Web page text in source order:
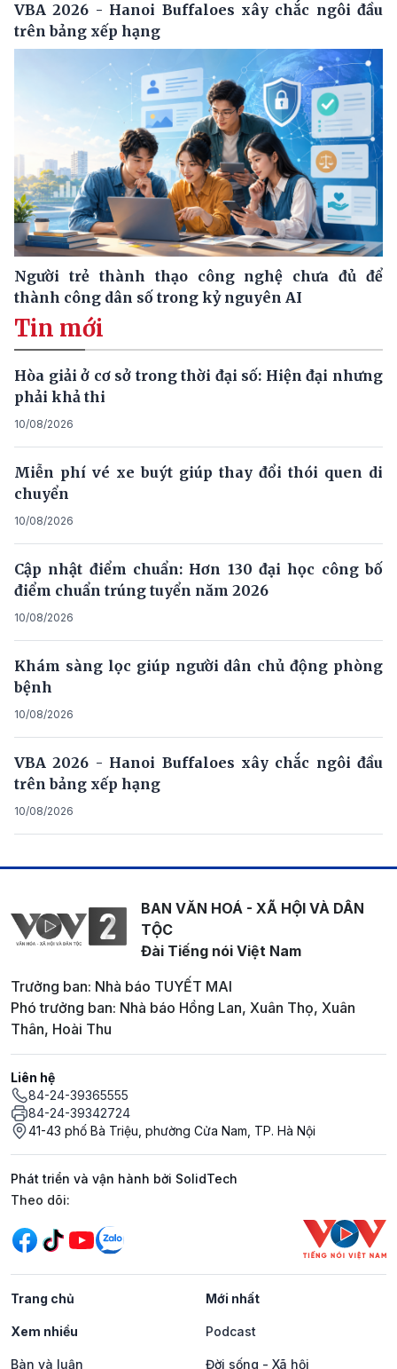
VBA 2026 - Hanoi Buffaloes xây chắc ngôi đầu
trên bảng xếp hạng
Người trẻ thành thạo công nghệ chưa đủ để
thành công dân số trong kỷ nguyên AI
Tin mới
Hòa giải ở cơ sở trong thời đại số: Hiện đại nhưng
phải khả thi
10/08/2026
Miễn phí vé xe buýt giúp thay đổi thói quen di
chuyển
10/08/2026
Cập nhật điểm chuẩn: Hơn 130 đại học công bố
điểm chuẩn trúng tuyển năm 2026
10/08/2026
Khám sàng lọc giúp người dân chủ động phòng
bệnh
10/08/2026
VBA 2026 - Hanoi Buffaloes xây chắc ngôi đầu
trên bảng xếp hạng
10/08/2026
BAN VĂN HOÁ - XÃ HỘI VÀ DÂN
TỘC
Đài Tiếng nói Việt Nam
Trưởng ban: Nhà báo TUYẾT MAI
Phó trưởng ban: Nhà báo Hồng Lan, Xuân Thọ, Xuân
Thân, Hoài Thu
Liên hệ
84-24-39365555
84-24-39342724
41-43 phố Bà Triệu, phường Cửa Nam, TP. Hà Nội
Phát triển và vận hành bởi SolidTech
Mạng xã hội
Theo dõi:
Trang chủ Mới nhất
Xem nhiều Podcast
Bàn và luận Đời sống - Xã hội